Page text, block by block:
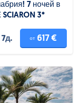
7 ночей в
SCIARON 3*
7д. от 617 €